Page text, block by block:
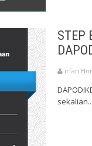
STEP
irfan